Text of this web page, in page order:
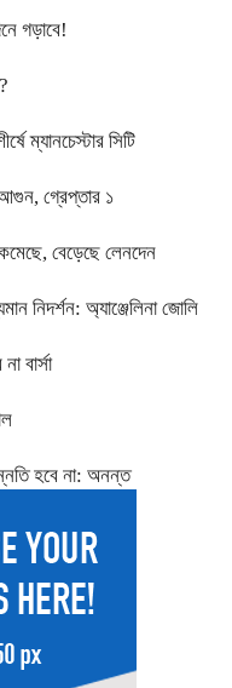
গড়াবে!
ম্যানচেস্টার সিটি
আগুন, গ্রেপ্তার ১
বেড়েছে লেনদেন
নিদর্শন: অ্যাঞ্জেলিনা জোলি
বার্সা
হবে না: অনন্ত